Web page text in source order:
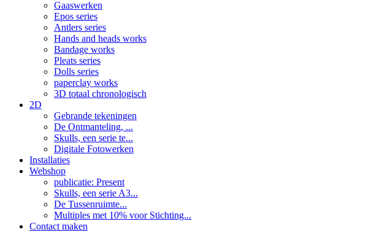
Gaaswerken
Epos series
Antlers series
Hands and heads works
Bandage works
Pleats series
Dolls series
paperclay works
3D totaal chronologisch
2D
Gebrande tekeningen
De Ontmanteling, ...
Skulls, een serie te...
Digitale Fotowerken
Installaties
Webshop
publicatie: Present
Skulls, een serie A3...
De Tussenruimte...
Multiples met 10% voor Stichting...
Contact maken